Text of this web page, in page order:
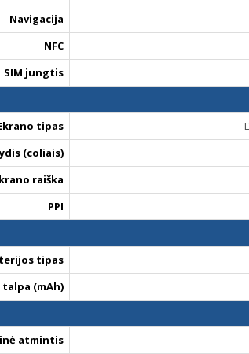
Navigacija
NFC
SIM jungtis
tipas
(coliais)
raiška
PPI
tipas
(mAh)
atmintis